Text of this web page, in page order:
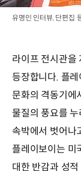
유명인 인터뷰, 단편집
라이프 전시관을
등장합니다. 플
문화의 격동기에
물질의 풍요를
속박에서 벗어나
플레이보이는 미
대한 반감과 성